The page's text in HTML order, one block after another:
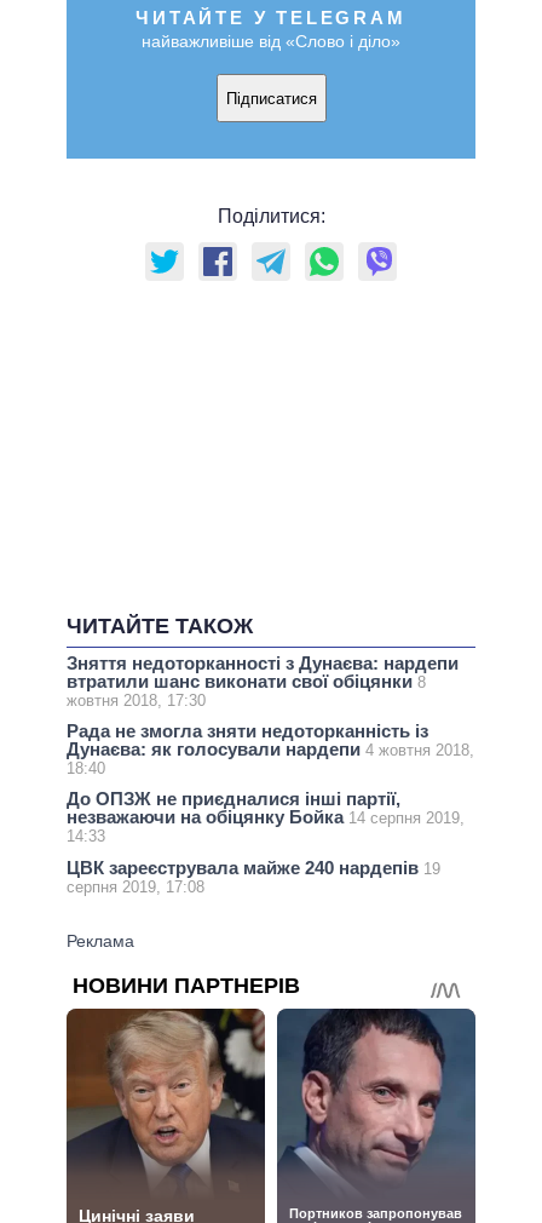
ЧИТАЙТЕ У TELEGRAM
найважливіше від «Слово і діло»
Підписатися
Поділитися:
ЧИТАЙТЕ ТАКОЖ
Зняття недоторканності з Дунаєва: нардепи
втратили шанс виконати свої обіцянки 8
жовтня 2018, 17:30
Рада не змогла зняти недоторканність із
Дунаєва: як голосували нардепи 4 жовтня 2018,
18:40
До ОПЗЖ не приєдналися інші партії,
незважаючи на обіцянку Бойка 14 серпня 2019,
14:33
ЦВК зареєструвала майже 240 нардепів 19
серпня 2019, 17:08